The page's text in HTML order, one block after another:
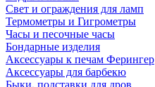
Свет и ограждения для ламп
Термометры и Гигрометры
Часы и песочные часы
Бондарные изделия
Аксессуары к печам Ферингер
Аксессуары для барбекю
Быки, подставки для дров